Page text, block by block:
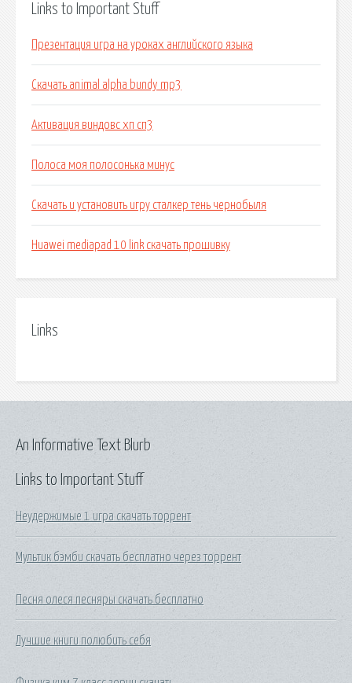
Links to Important Stuff
Презентация игра на уроках английского языка
Скачать animal alpha bundy mp3
Активация виндовс хп сп3
Полоса моя полосонька минус
Скачать и установить игру сталкер тень чернобыля
Huawei mediapad 10 link скачать прошивку
Links
Links to Important Stuff
Неудержимые 1 игра скачать торрент
Мультик бэмби скачать бесплатно через торрент
Песня олеся песняры скачать бесплатно
Лучшие книги полюбить себя
An Informative Text Blurb